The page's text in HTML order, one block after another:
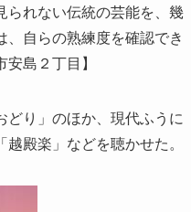
られない伝統の芸能を、幾
自らの熟練度を確認でき
島２丁目】
り」のほか、現代ふうに
殿楽」などを聴かせた。